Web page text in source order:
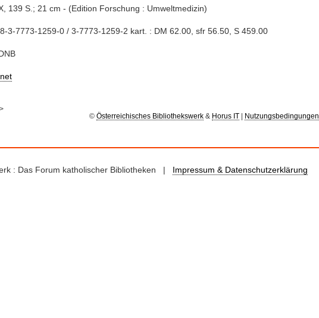
139 S.; 21 cm - (Edition Forschung : Umweltmedizin)
3-7773-1259-0 / 3-7773-1259-2 kart. : DM 62.00, sfr 56.50, S 459.00
>
© Österreichisches Bibliothekswerk& Horus IT Nutzungsbedingungen
: Das Forum katholischer Bibliotheken | Impressum & Datenschutzerklärung